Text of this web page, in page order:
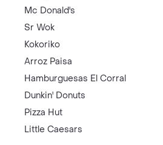
Mc Donald's
Sr Wok
Kokoriko
Arroz Paisa
Hamburguesas El Corral
Dunkin' Donuts
Pizza Hut
Little Caesars